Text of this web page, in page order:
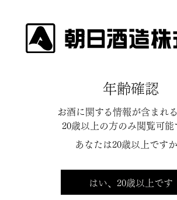
INFORMATION
朝日酒造公式サイトの
ルに伴うシステムメン
お知らせ
年齢確認
お酒に関する情報が含まれる
20歳以上の方のみ閲覧可能
あなたは20歳以上です
はい、20歳以上です